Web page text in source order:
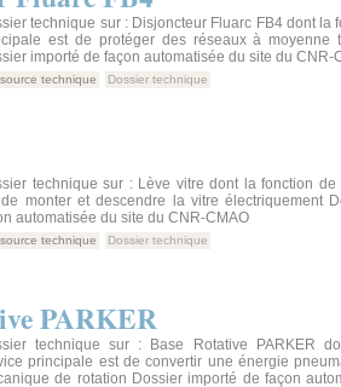
technique sur : Disjoncteur Fluarc FB4 dont la
est de protéger des réseaux à moyenne
importé de façon automatisée du site du CNR-
technique Dossier technique
technique sur : Lève vitre dont la fonction
monter et descendre la vitre électriquement
automatisée du site du CNR-CMAO
technique Dossier technique
PARKER
technique sur : Base Rotative PARKER
principale est de convertir une énergie
de rotation Dossier importé de façon